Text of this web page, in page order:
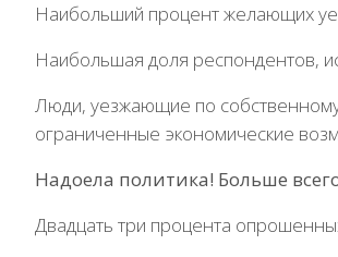
Наибольший процент желающих
Наибольшая доля респондентов,
Люди, уезжающие по
ограниченные экономические
Надоела политика! Больше
Двадцать три процента